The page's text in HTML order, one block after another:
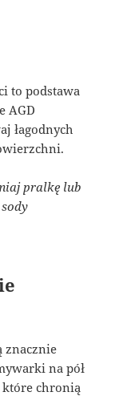
to podstawa
AGD
łagodnych
pralkę lub
znacznie
na pół
chronią